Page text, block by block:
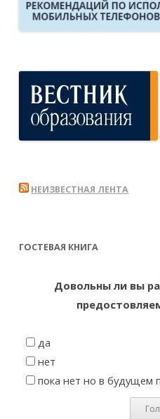
НЕИЗВЕСТНАЯ ЛЕНТА
ГОСТЕВАЯ КНИГА
Довольны ли вы
да
нет
пока нет но в будущем